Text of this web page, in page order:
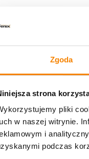
Zgoda
strona
pliki
w naszej witrynie.
i
podczas
Kwiaty